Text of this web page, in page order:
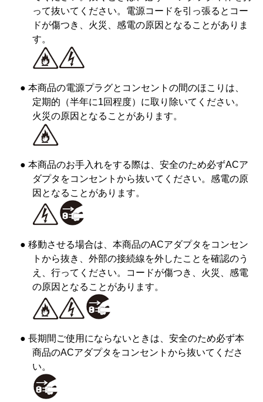
って抜いてください。電源コードを引っ張るとコー
ドが傷つき、火災、感電の原因となることがありま
す。
● 本商品の電源プラグとコンセントの間のほこりは、
定期的（半年に1回程度）に取り除いてください。
火災の原因となることがあります。
● 本商品のお手入れをする際は、安全のため必ずACア
ダプタをコンセントから抜いてください。感電の原
因となることがあります。
● 移動させる場合は、本商品のACアダプタをコンセン
トから抜き、外部の接続線を外したことを確認のう
え、行ってください。コードが傷つき、火災、感電
の原因となることがあります。
● 長期間ご使用にならないときは、安全のため必ず本
商品のACアダプタをコンセントから抜いてくださ
い。